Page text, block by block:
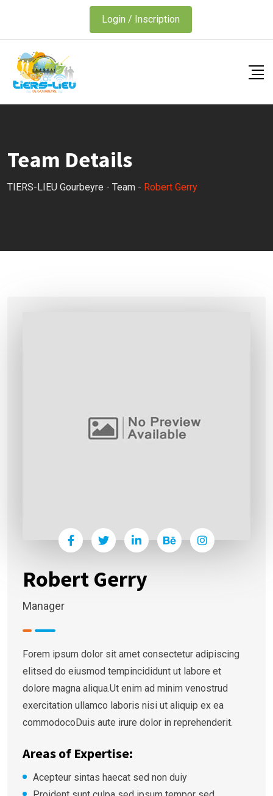
content
Login / Inscription
Team Details
TIERS-LIEU Gourbeyre - Team - Robert Gerry
Robert Gerry
Manager
Forem ipsum dolor sit amet consectetur adipiscing
elitsed do eiusmod tempincididunt ut labore et
dolore magna aliqua.Ut enim ad minim venostrud
exercitation ullamco laboris nisi ut aliquip ex ea
commodocoDuis aute irure dolor in reprehenderit.
Areas of Expertise:
Acepteur sintas haecat sed non duiy